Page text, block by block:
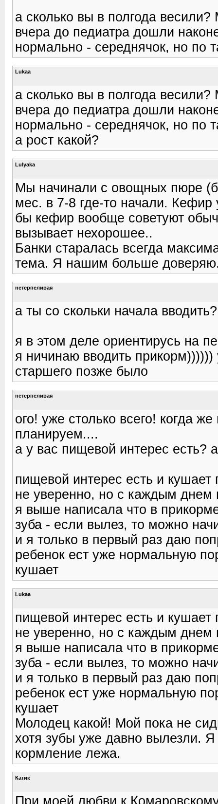
а сколько вы в полгода
вчера до педиатра дошли
нормально - середнячок, но по
Lukaa
а сколько вы в полгода
вчера до педиатра дошли
нормально - середнячок, но по
а рост какой?
Lulyaka
Мы начинали с овощных пюре
мес. в 7-8 где-то начали.
бы кефир вообще советуют
вызывает нехорошее..
Банки старалась всегда
тема. Я нашим больше
нетерпеливая
а ты со скольки начала
я в этом деле ориентирусь на
я ничинаю вводить
старшего позже было
нетерпеливая
ого! уже столько всего! когда
планируем....
а у вас пищевой интерес есть?
пищевой интерес есть и кушает
не уверенно, но с каждым днем
я выше написала что в
зуба - если вылез, то можно
и я только в первый раз даю
ребенок ест уже нормальную
кушает
Lukaa
пищевой интерес есть и кушает
не уверенно, но с каждым днем
я выше написала что в
зуба - если вылез, то можно
и я только в первый раз даю
ребенок ест уже нормальную
кушает
Молодец какой! Мой пока не
хотя зубы уже давно вылезли.
кормление лежа.
Катик
При моей любви к